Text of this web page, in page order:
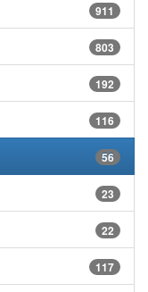
911
803
192
116
56
23
22
117